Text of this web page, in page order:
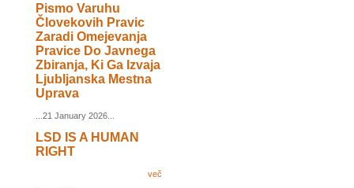
Pismo Varuhu
Človekovih Pravic
Zaradi Omejevanja
Pravice Do Javnega
Zbiranja, Ki Ga Izvaja
Ljubljanska Mestna
Uprava
...21 January 2026...
LSD IS A HUMAN
RIGHT
več